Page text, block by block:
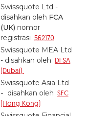
Swissquote Ltd -
disahkan oleh FCA
(UK) nomor
registrasi 562170
Swissquote MEA Ltd
- disahkan oleh DFSA
(Dubai)
Swissquote Asia Ltd
- disahkan oleh SFC
(Hong Kong)